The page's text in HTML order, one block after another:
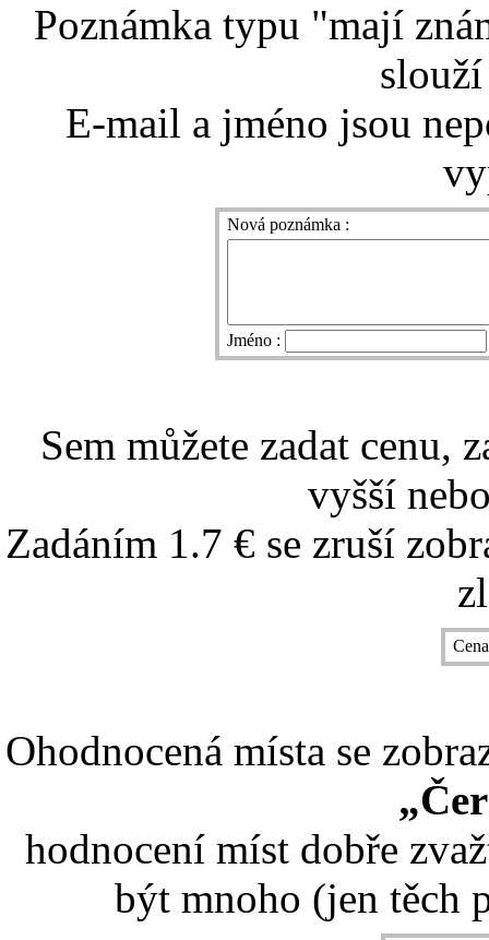
Poznámka typu "mají
E-mail a jméno jsou
Nová poznámka :
Jméno :
Sem můžete zadat cenu,
vyšší
Zadáním 1.7 € se zruší
Ohodnocená místa se
hodnocení míst dobře
být mnoho (jen těch